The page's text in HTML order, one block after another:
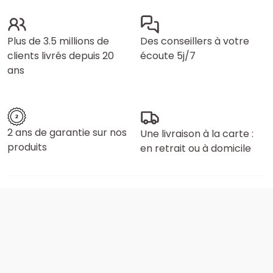
Plus de 3.5 millions de
clients livrés depuis 20
ans
Des conseillers à votre
écoute 5j/7
2 ans de garantie sur nos
produits
Une livraison à la carte :
en retrait ou à domicile